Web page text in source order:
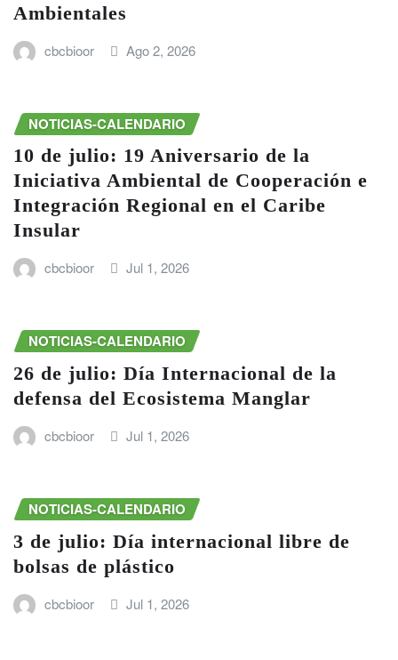
Ambientales
cbcbioor Ago 2, 2026
NOTICIAS-CALENDARIO
10 de julio: 19 Aniversario de la
Iniciativa Ambiental de Cooperación e
Integración Regional en el Caribe
Insular
cbcbioor Jul 1, 2026
NOTICIAS-CALENDARIO
26 de julio: Día Internacional de la
defensa del Ecosistema Manglar
cbcbioor Jul 1, 2026
NOTICIAS-CALENDARIO
3 de julio: Día internacional libre de
bolsas de plástico
cbcbioor Jul 1, 2026